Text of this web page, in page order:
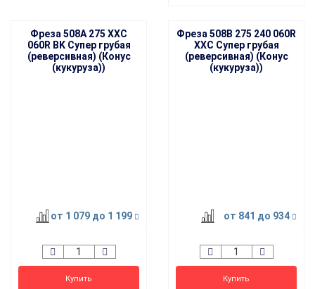
Фреза 508A 275 XXC
060R BK Супер грубая
(реверсивная) (Конус
(кукуруза))
от 1 079 до 1 199
Купить
Фреза 508B 275 240 060R
XXC Супер грубая
(реверсивная) (Конус
(кукуруза))
от 841 до 934
Купить